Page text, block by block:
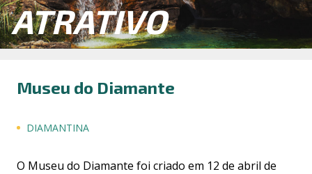
ATRATIVO
Museu do Diamante
DIAMANTINA
O Museu do Diamante foi criado em 12 de abril de